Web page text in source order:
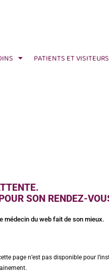
PATIENTS ET VISITEURS
SON RENDEZ-
médecin du web fait de son mieux.
page n’est pas disponible pour